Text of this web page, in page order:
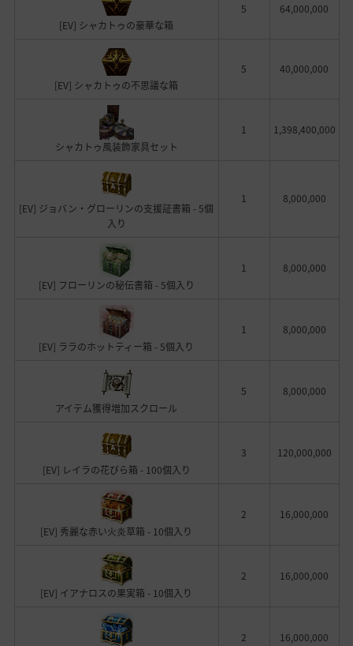
[EV] シャカトゥの豪華な箱
5 64,000,000
[EV] シャカトゥの不思議な箱
5 40,000,000
シャカトゥ風装飾家具セット
1 1,398,400,000
[EV] ジョバン・グローリンの支援証書箱 - 5個
入り
1 8,000,000
[EV] フローリンの秘伝書箱 - 5個入り
1 8,000,000
[EV] ララのホットティー箱 - 5個入り
1 8,000,000
アイテム獲得増加スクロール
5 8,000,000
[EV] レイラの花びら箱 - 100個入り
3 120,000,000
[EV] 秀麗な赤い火炎草箱 - 10個入り
2 16,000,000
[EV] イアナロスの果実箱 - 10個入り
2 16,000,000
2 16,000,000